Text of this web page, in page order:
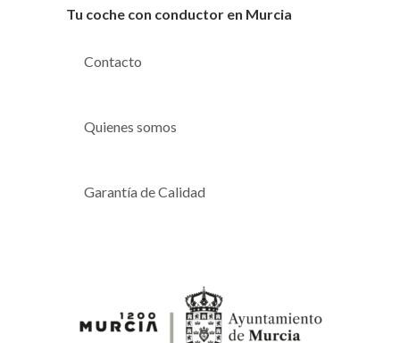
Tu coche con conductor en Murcia
Contacto
Quienes somos
Garantía de Calidad